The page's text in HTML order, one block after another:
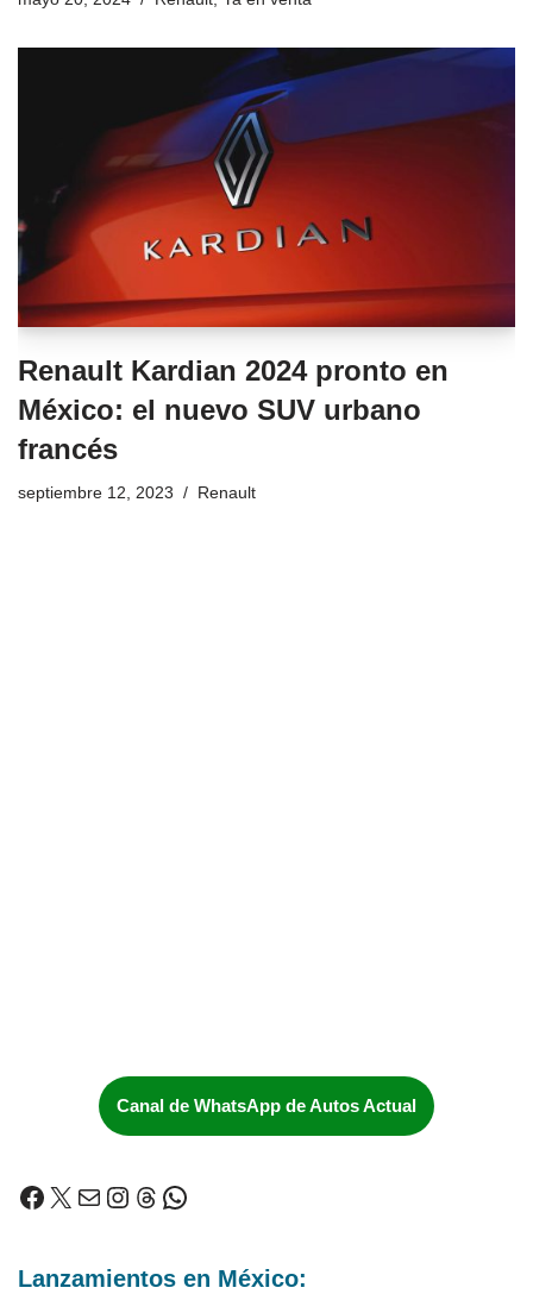
Renault Kardian 2024 pronto en
México: el nuevo SUV urbano
francés
septiembre 12, 2023 Renault
Canal de WhatsApp de Autos Actual
Lanzamientos en México: